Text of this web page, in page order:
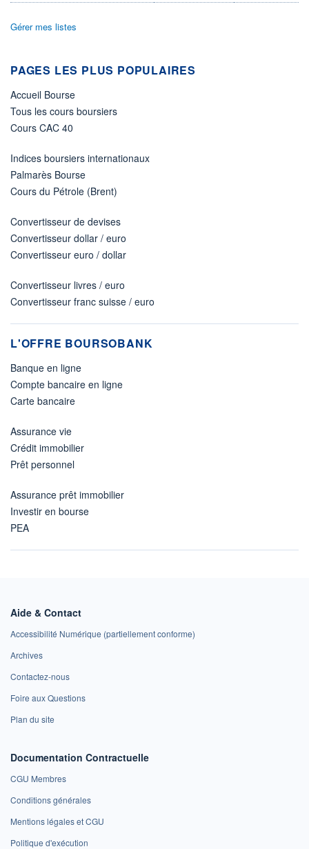
-
PROCHAIN
ÉLIGIBILITÉ
Boursobank
Gérer mes listes
PAGES LES PLUS POPULAIRES
Accueil Bourse
Tous les cours boursiers
Cours CAC 40
Indices boursiers internationaux
Palmarès Bourse
Cours du Pétrole (Brent)
Convertisseur de devises
Convertisseur dollar / euro
Convertisseur euro / dollar
Convertisseur livres / euro
Convertisseur franc suisse / euro
L'OFFRE BOURSOBANK
Banque en ligne
Compte bancaire en ligne
Carte bancaire
Assurance vie
Crédit immobilier
Prêt personnel
Assurance prêt immobilier
Investir en bourse
PEA
Aide & Contact
Accessibilité Numérique (partiellement conforme)
Archives
Contactez-nous
Foire aux Questions
Plan du site
Documentation Contractuelle
CGU Membres
Conditions générales
Mentions légales et CGU
Politique d'exécution